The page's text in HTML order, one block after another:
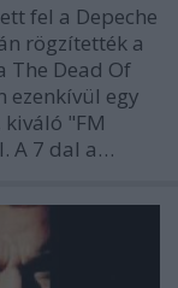
fel a Depeche
rögzítették a
The Dead Of
ezenkívül egy
"FM
A 7 dal a…